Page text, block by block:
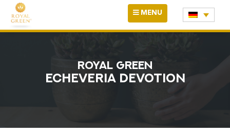
Zum
Inhalt
TOGGLE
NAVIGATION
MENU
ROYAL GREEN
ECHEVERIA DEVOTION